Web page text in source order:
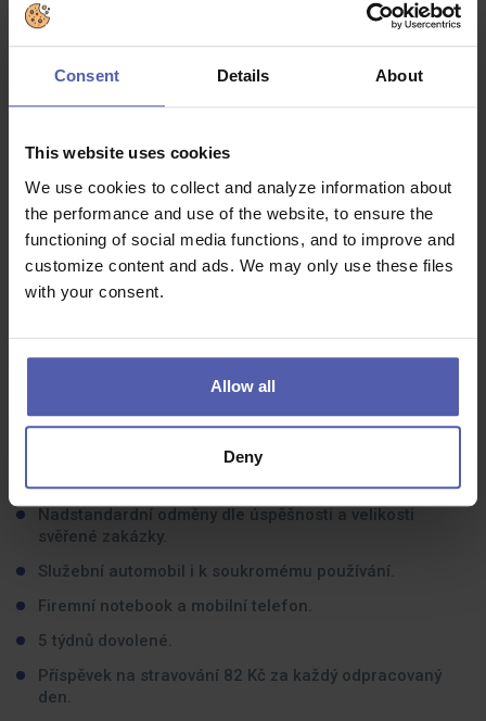
Consent Details About
This website uses cookies
We use cookies to collect and analyze information about
the performance and use of the website, to ensure the
functioning of social media functions, and to improve and
customize content and ads. We may only use these files
with your consent.
Allow all
Deny
Jaké zkušenosti byste měli mít:
SŠ nebo VŠ vzdělání v oboru pozemní stavitelství a praxi
Schopnost samostatně organizovat práci, určovat
Výborné komunikační schopnosti a znalost práce na
PC.
Řidičský průkaz skupiny B je podmínkou, protože budete
jezdit mezi stavbami.
Pokud ji zatím nemáte, podpoříme Vás v jejím doplnění.
Co dostanete na oplátku:
Mzda 80.000 – 100.000 Kč měsíčně podle zkušeností a
Nadstandardní odměny dle úspěšnosti a velikosti
svěřené zakázky.
Služební automobil i k soukromému používání.
Firemní notebook a mobilní telefon.
5 týdnů dovolené.
Příspěvek na stravování 82 Kč za každý odpracovaný
den.